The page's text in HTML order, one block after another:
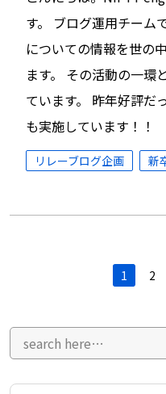
す。 ブログ運用チーム
についての情報を世の
ます。 その活動の一環
ています。 昨年好評だ
も実施しています！！
リレーブログ企画 新
ー
ョ
1 2